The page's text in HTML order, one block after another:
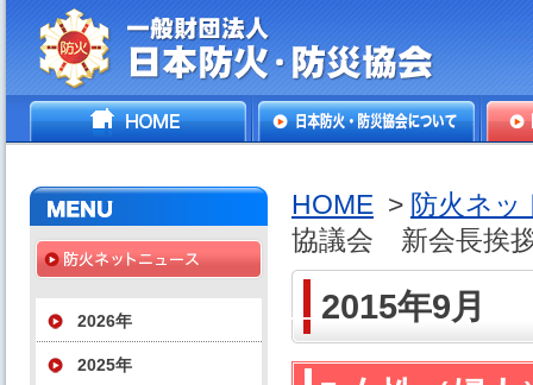
一般財団法人日本防火・防
HOME
2026年
2025年
HOME > 防火ネッ
協議会 新会長挨
2015年9月